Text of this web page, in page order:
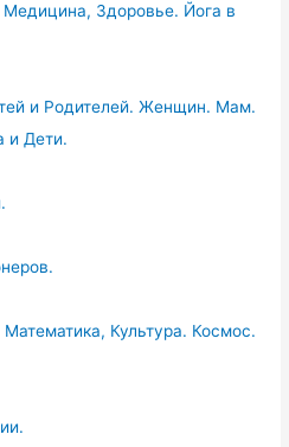
Здоровье. Йога в
и Родителей. Женщин. Мам.
и Дети.
Культура. Космос.